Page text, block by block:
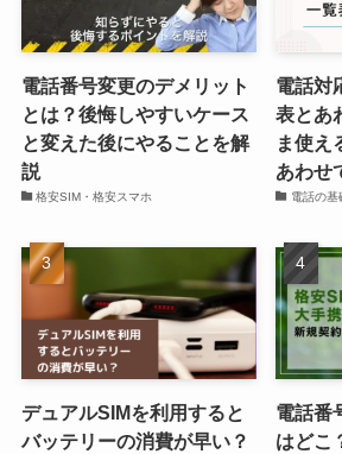
電話番号変更のデメリット
とは？後悔しやすいケース
と変えた後にやることを解
説
格安SIM・格安スマホ
電話対
表とあ
ま使え
あわせ
電話の基
デュアルSIMを利用すると
バッテリーの消費が早い？
電話番
はどこ